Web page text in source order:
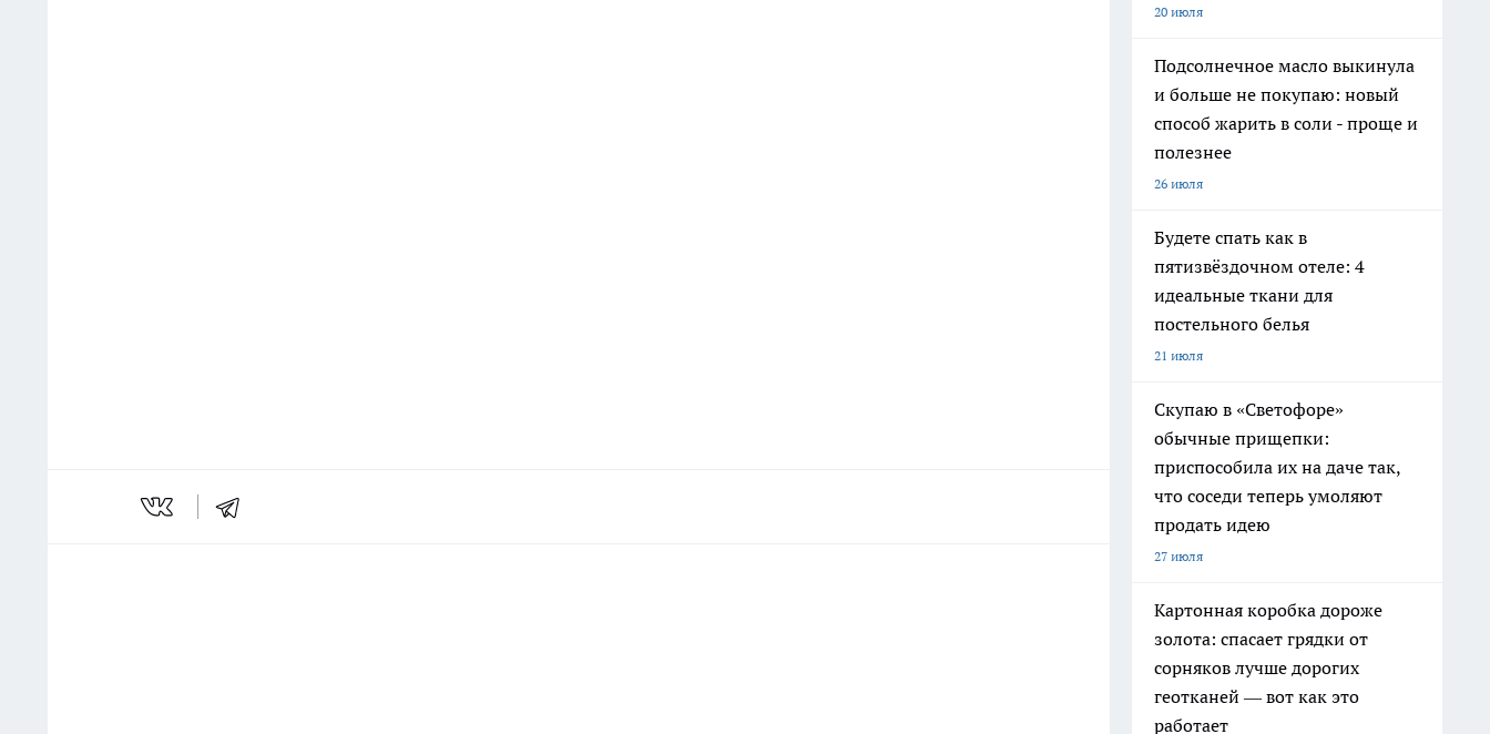
20 июля
Подсолнечное масло выкинула
и больше не покупаю: новый
способ жарить в соли - проще и
полезнее
26 июля
Будете спать как в
пятизвёздочном отеле: 4
идеальные ткани для
постельного белья
21 июля
Скупаю в «Светофоре»
обычные прищепки:
приспособила их на даче так,
что соседи теперь умоляют
продать идею
27 июля
Картонная коробка дороже
золота: спасает грядки от
сорняков лучше дорогих
геотканей — вот как это
работает